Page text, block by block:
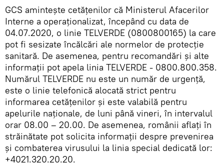
GCS aminteşte cetățenilor că Ministerul Afacerilor
Interne a operaționalizat, începând cu data de
04.07.2020, o linie TELVERDE (0800800165) la care
pot fi sesizate încălcări ale normelor de protecție
sanitară. De asemenea, pentru recomandări și alte
informații pot apela linia TELVERDE - 0800.800.358.
Numărul TELVERDE nu este un număr de urgență,
este o linie telefonică alocată strict pentru
informarea cetățenilor și este valabilă pentru
apelurile naționale, de luni până vineri, în intervalul
orar 08.00 – 20.00. De asemenea, românii aflați în
străinătate pot solicita informații despre prevenirea
și combaterea virusului la linia special dedicată lor:
+4021.320.20.20.